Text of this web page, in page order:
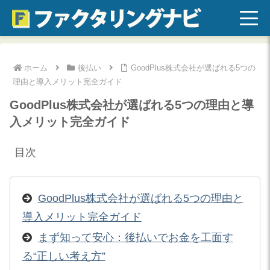
ホーム 後払い
GoodPlus株式会社が選ばれる5つの
理由と導入メリット完全ガイド
GoodPlus株式会社が選ばれる5つの理由と導
入メリット完全ガイド
目次
GoodPlus株式会社が選ばれる5つの理由と
導入メリット完全ガイド
まず知って安心：後払いでお金を工面す
る“正しい考え方”